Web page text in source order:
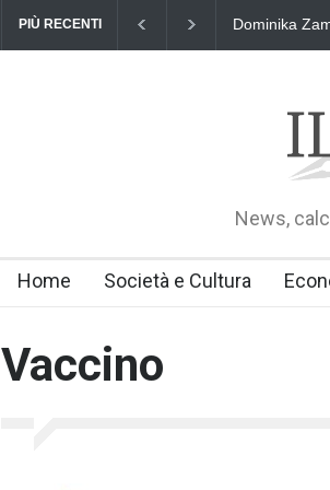
PIÙ RECENTI Dominika
News,
Home Società e Cultura
Vaccino